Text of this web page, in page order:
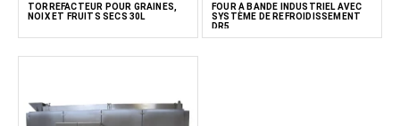
TORRÉFACTEUR POUR GRAINES,
NOIX ET FRUITS SECS 30L
FOUR À BANDE INDUSTRIEL AVEC
SYSTÈME DE REFROIDISSEMENT
DR5